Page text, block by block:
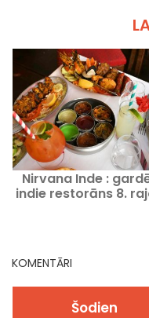
Nirvana Inde :
indie restorāns 8.
KOMENTĀRI
Šodien